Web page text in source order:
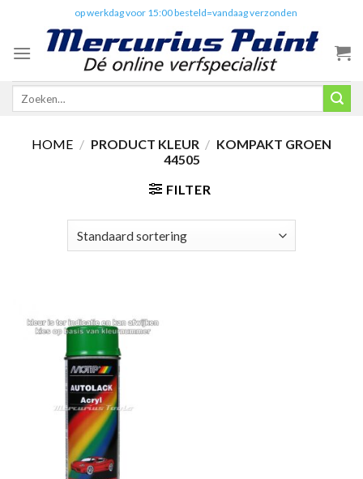
content
op werkdag voor 15:00 besteld=vandaag verzonden
Zoeken
HOME / PRODUCT KLEUR / KOMPAKT GROEN
44505
FILTER